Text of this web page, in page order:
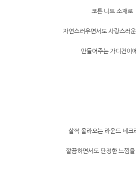
코튼 니트 소재로
자연스러우면서도 사랑스러
만들어주는 가디건이
살짝 올라오는 라운드 네크
깔끔하면서도 단정한 느낌